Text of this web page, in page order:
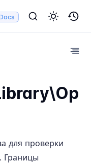
для проверки
Границы